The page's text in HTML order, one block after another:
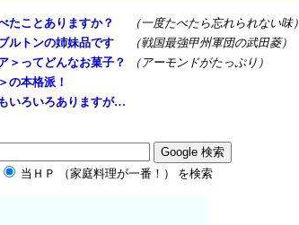
たことありますか？
（一度たべたら忘れられない味）
ルトンの姉妹品です
（戦国最強甲州軍団の武田菱）
＞ってどんなお菓子？
（アーモンドがたっぷり）
の本格派！
いろいろありますが…
当ＨＰ （家庭料理が一番！） を検索